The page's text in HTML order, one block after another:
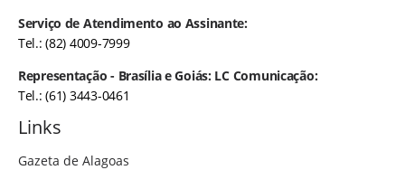
Serviço de Atendimento ao Assinante:
Tel.: (82) 4009-7999
Representação - Brasília e Goiás: LC Comunicação:
Tel.: (61) 3443-0461
Links
Gazeta de Alagoas